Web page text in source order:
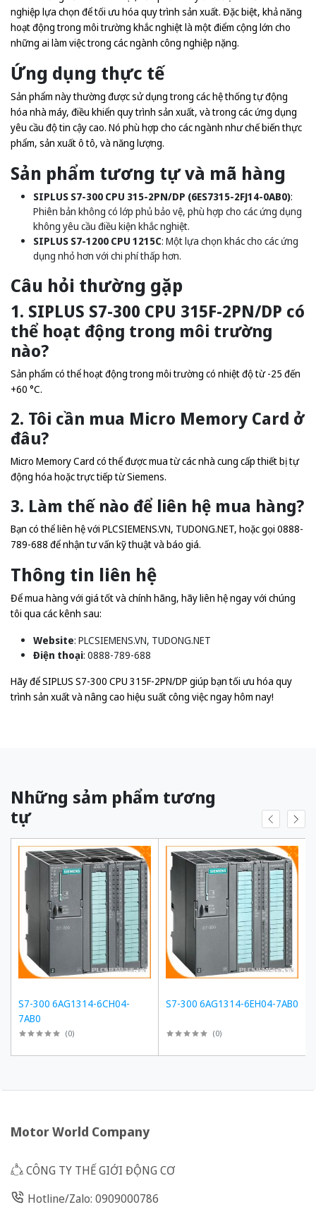
nghiệp lựa chọn để tối ưu hóa quy trình sản xuất. Đặc biệt, khả năng
hoạt động trong môi trường khắc nghiệt là một điểm cộng lớn cho
những ai làm việc trong các ngành công nghiệp nặng.
Ứng dụng thực tế
Sản phẩm này thường được sử dụng trong các hệ thống tự động
hóa nhà máy, điều khiển quy trình sản xuất, và trong các ứng dụng
yêu cầu độ tin cậy cao. Nó phù hợp cho các ngành như chế biến thực
phẩm, sản xuất ô tô, và năng lượng.
Sản phẩm tương tự và mã hàng
SIPLUS S7-300 CPU 315-2PN/DP (6ES7315-2FJ14-0AB0):
Phiên bản không có lớp phủ bảo vệ, phù hợp cho các ứng dụng
không yêu cầu điều kiện khắc nghiệt.
SIPLUS S7-1200 CPU 1215C: Một lựa chọn khác cho các ứng
dụng nhỏ hơn với chi phí thấp hơn.
Câu hỏi thường gặp
1. SIPLUS S7-300 CPU 315F-2PN/DP có
thể hoạt động trong môi trường
nào?
Sản phẩm có thể hoạt động trong môi trường có nhiệt độ từ -25 đến
+60 °C.
2. Tôi cần mua Micro Memory Card ở
đâu?
Micro Memory Card có thể được mua từ các nhà cung cấp thiết bị tự
động hóa hoặc trực tiếp từ Siemens.
3. Làm thế nào để liên hệ mua hàng?
Bạn có thể liên hệ với PLCSIEMENS.VN, TUDONG.NET, hoặc gọi 0888-
789-688 để nhận tư vấn kỹ thuật và báo giá.
Thông tin liên hệ
Để mua hàng với giá tốt và chính hãng, hãy liên hệ ngay với chúng
tôi qua các kênh sau:
Website: PLCSIEMENS.VN, TUDONG.NET
Điện thoại: 0888-789-688
Hãy để SIPLUS S7-300 CPU 315F-2PN/DP giúp bạn tối ưu hóa quy
trình sản xuất và nâng cao hiệu suất công việc ngay hôm nay!
Những sảm phẩm tương
tự
S7-300 6AG1314-6CH04-
7AB0
(0)
S7-300 6AG1314-6EH04-7AB0
(0)
Motor World Company
CÔNG TY THẾ GIỚI ĐỘNG CƠ
Hotline/Zalo: 0909000786